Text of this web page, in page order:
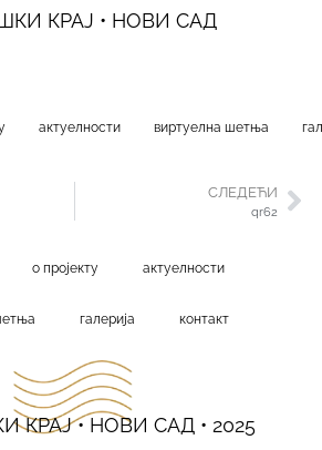
КРАЈ • НОВИ САД
актуелности виртуелна шетња
СЛЕДЕЋИ
qr62
о пројекту актуелности
галерија контакт
КРАЈ • НОВИ САД • 2025